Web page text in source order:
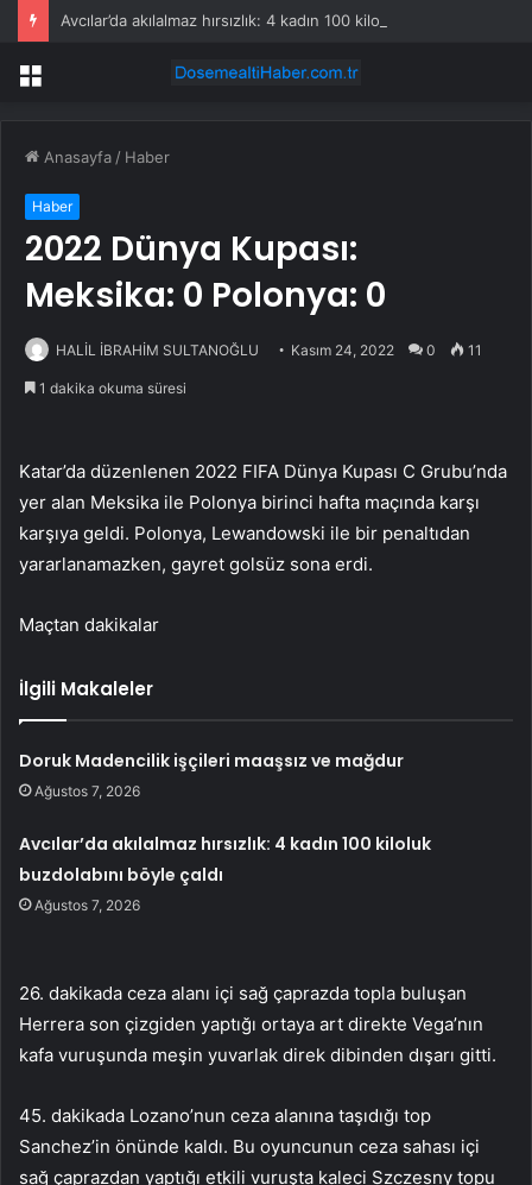
Menü
Anasayfa / Haber
Haber
2022 Dünya Kupası:
Meksika: 0 Polonya: 0
HALİL İBRAHİM SULTANOĞLU Kasım 24, 2022 0 11
1 dakika okuma süresi
Katar’da düzenlenen 2022 FIFA Dünya Kupası C Grubu’nda
yer alan Meksika ile Polonya birinci hafta maçında karşı
karşıya geldi. Polonya, Lewandowski ile bir penaltıdan
yararlanamazken, gayret golsüz sona erdi.
Maçtan dakikalar
İlgili Makaleler
Doruk Madencilik işçileri maaşsız ve mağdur
Ağustos 7, 2026
Avcılar’da akılalmaz hırsızlık: 4 kadın 100 kiloluk
buzdolabını böyle çaldı
Ağustos 7, 2026
26. dakikada ceza alanı içi sağ çaprazda topla buluşan
Herrera son çizgiden yaptığı ortaya art direkte Vega’nın
kafa vuruşunda meşin yuvarlak direk dibinden dışarı gitti.
45. dakikada Lozano’nun ceza alanına taşıdığı top
Sanchez’in önünde kaldı. Bu oyuncunun ceza sahası içi
sağ çaprazdan yaptığı etkili vuruşta kaleci Szczesny topu